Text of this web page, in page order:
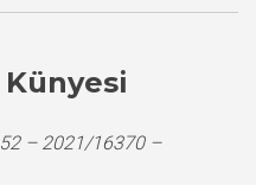
Künyesi
– 2021/16370 –